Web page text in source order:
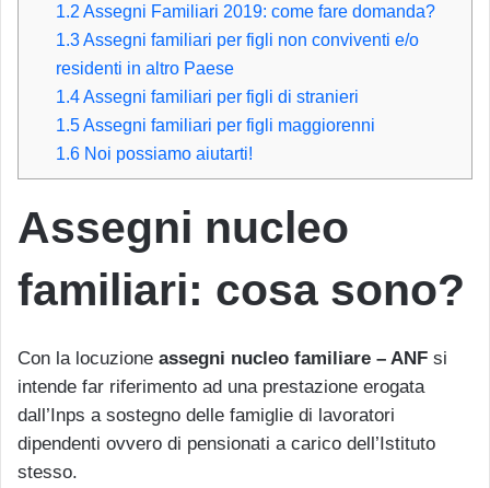
1.2 Assegni Familiari 2019: come fare domanda?
1.3Assegni familiari per figli non conviventi e/o
residenti in altro Paese
1.4Assegni familiari per figli di stranieri
1.5Assegni familiari per figli maggiorenni
1.6 Noi possiamo aiutarti!
Assegni nucleo
familiari: cosa sono?
Con la locuzione assegni nucleo familiare – ANF si
intende far riferimento ad una prestazione erogata
dall’Inps a sostegno delle famiglie di lavoratori
dipendenti ovvero di pensionati a carico dell’Istituto
stesso.